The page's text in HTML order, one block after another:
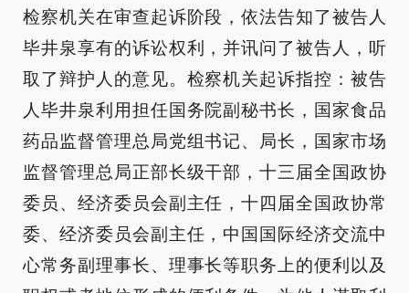
检察机关在审查起诉阶段，依法告知了被告人
毕井泉享有的诉讼权利，并讯问了被告人，听
取了辩护人的意见。检察机关起诉指控：被告
人毕井泉利用担任国务院副秘书长，国家食品
药品监督管理总局党组书记、局长，国家市场
监督管理总局正部长级干部，十三届全国政协
委员、经济委员会副主任，十四届全国政协常
委、经济委员会副主任，中国国际经济交流中
心常务副理事长、理事长等职务上的便利以及